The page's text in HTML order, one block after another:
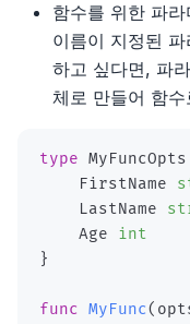
12장, 창발성
7장 디스트럭처링
8장 프라미스
10장 템플릿, 태
11장 새로운 배열
12장 맵과 세트
7장, 실용적 사고
8장, 폴리글랏과
7장 타입, 메서드,
8장 오류
9장 모듈, 패키지
10장 Go의 동시성
리팩터링
소프트웨어 아키텍처
함수를 위한 파
이름이 지정된
하고 싶다면, 파
체로 만들어 함
type
    FirstName
    LastName
    Age
int
}
func MyFunc(